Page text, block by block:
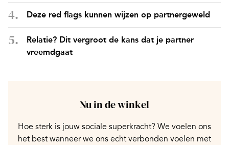
Deze red flags kunnen wijzen op partnergeweld
Relatie? Dit vergroot de kans dat je partner
vreemdgaat
Nu in de winkel
Hoe sterk is jouw sociale superkracht? We voelen ons
het best wanneer we ons echt verbonden voelen met